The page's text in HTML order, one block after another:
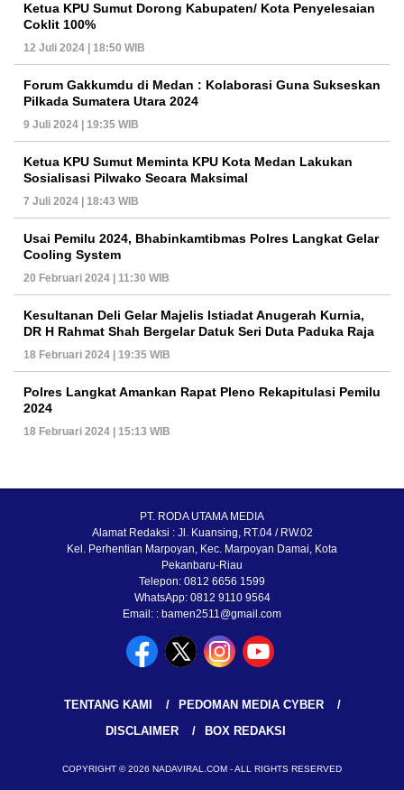
Ketua KPU Sumut Dorong Kabupaten/ Kota Penyelesaian
Coklit 100%
12 Juli 2024 | 18:50 WIB
Forum Gakkumdu di Medan : Kolaborasi Guna Sukseskan
Pilkada Sumatera Utara 2024
9 Juli 2024 | 19:35 WIB
Ketua KPU Sumut Meminta KPU Kota Medan Lakukan
Sosialisasi Pilwako Secara Maksimal
7 Juli 2024 | 18:43 WIB
Usai Pemilu 2024, Bhabinkamtibmas Polres Langkat Gelar
Cooling System
20 Februari 2024 | 11:30 WIB
Kesultanan Deli Gelar Majelis Istiadat Anugerah Kurnia,
DR H Rahmat Shah Bergelar Datuk Seri Duta Paduka Raja
18 Februari 2024 | 19:35 WIB
Polres Langkat Amankan Rapat Pleno Rekapitulasi Pemilu
2024
18 Februari 2024 | 15:13 WIB
PT. RODA UTAMA MEDIA
Alamat Redaksi : Jl. Kuansing, RT.04 / RW.02
Kel. Perhentian Marpoyan, Kec. Marpoyan Damai, Kota
Pekanbaru-Riau
Telepon: 0812 6656 1599
WhatsApp: 0812 9110 9564
Email: : bamen2511@gmail.com
TENTANG KAMI
PEDOMAN MEDIA CYBER
DISCLAIMER
BOX REDAKSI
COPYRIGHT © 2026 NADAVIRAL.COM - ALL RIGHTS RESERVED